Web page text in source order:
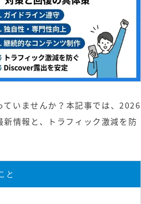
いませんか？本記事では、2026
情報と、トラフィック激減を防
と